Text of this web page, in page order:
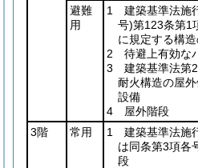
避難
用
1 建築基準法施
号)第123条第1
に規定する構
2 待避上有効な
3 建築基準法第2
耐火構造の屋
設備
4 屋外階段
3階
常用
1 建築基準法施
は同条第3項各
段